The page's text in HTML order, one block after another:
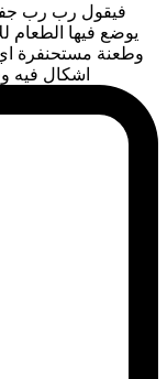
فيقول رب رب
يوضع فيها الطعام
وطعنة مستحنفرة
اشكال فيه